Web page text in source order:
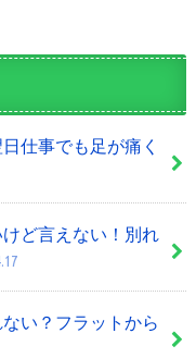
仕事でも足が痛く
ど言えない！別れ
い？フラットから